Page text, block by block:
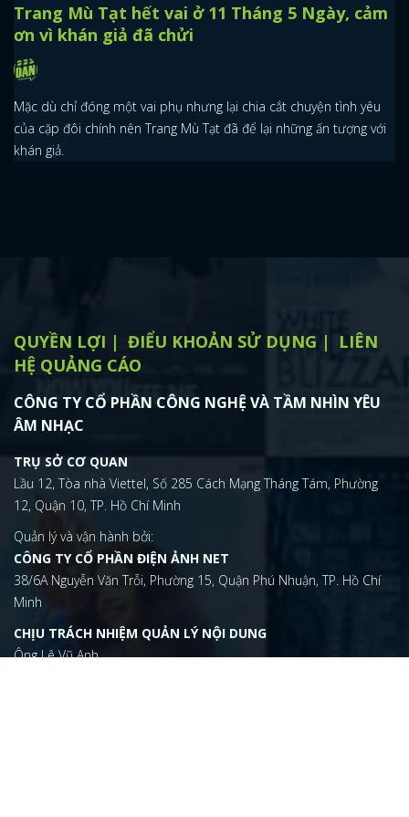
Trang Mù Tạt hết vai ở 11 Tháng 5 Ngày, cảm
ơn vì khán giả đã chửi
Mặc dù chỉ đóng một vai phụ nhưng lại chia cắt chuyện tình yêu
của cặp đôi chính nên Trang Mù Tạt đã để lại những ấn tượng với
khán giả.
QUYỀN LỢI ĐIỂU KHOẢN SỬ DỤNG
LIÊN
HỆ QUẢNG CÁO
CÔNG TY CỔ PHẦN CÔNG NGHỆ VÀ TẦM NHÌN YÊU
ÂM NHẠC
TRỤ SỞ CƠ QUAN
Lầu 12, Tòa nhà Viettel, Số 285 Cách Mạng Tháng Tám, Phường
12, Quận 10, TP. Hồ Chí Minh
Quản lý và vận hành bởi:
CÔNG TY CỔ PHẦN ĐIỆN ẢNH NET
38/6A Nguyễn Văn Trỗi, Phường 15, Quận Phú Nhuận, TP. Hồ Chí
Minh
CHỊU TRÁCH NHIỆM QUẢN LÝ NỘI DUNG
Ông Lê Vũ Anh